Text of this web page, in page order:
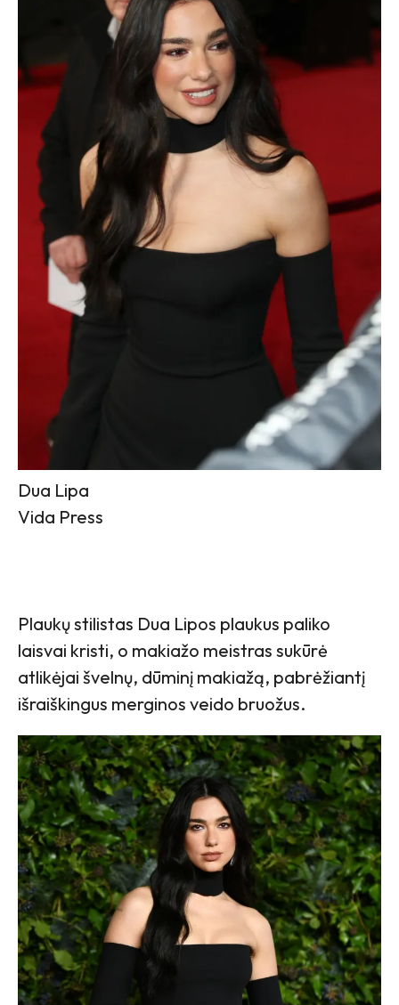
Dua Lipa
Vida Press
Plaukų stilistas Dua Lipos plaukus paliko
laisvai kristi, o makiažo meistras sukūrė
atlikėjai švelnų, dūminį makiažą, pabrėžiantį
išraiškingus merginos veido bruožus.